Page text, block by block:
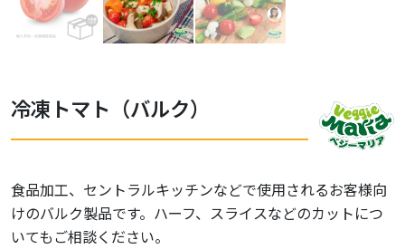
冷凍トマト（バルク）
食品加工、セントラルキッチンなどで使用されるお客様向
けのバルク製品です。ハーフ、スライスなどのカットにつ
いてもご相談ください。